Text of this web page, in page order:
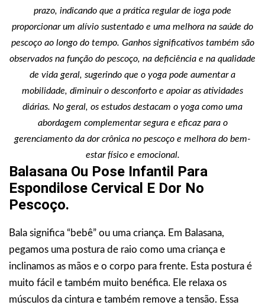
prazo, indicando que a prática regular de ioga pode
proporcionar um alívio sustentado e uma melhora na saúde do
pescoço ao longo do tempo. Ganhos significativos também são
observados na função do pescoço, na deficiência e na qualidade
de vida geral, sugerindo que o yoga pode aumentar a
mobilidade, diminuir o desconforto e apoiar as atividades
diárias. No geral, os estudos destacam o yoga como uma
abordagem complementar segura e eficaz para o
gerenciamento da dor crônica no pescoço e melhora do bem-
estar físico e emocional.
Balasana Ou Pose Infantil Para
Espondilose Cervical E Dor No
Pescoço.
Bala significa “bebê” ou uma criança. Em Balasana,
pegamos uma postura de raio como uma criança e
inclinamos as mãos e o corpo para frente. Esta postura é
muito fácil e também muito benéfica. Ele relaxa os
músculos da cintura e também remove a tensão. Essa